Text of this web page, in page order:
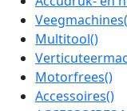
Veegmachines
Multitool()
Motorfrees()
Accessoires()